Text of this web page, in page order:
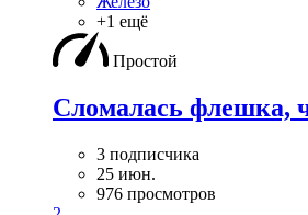
+1 ещё
Простой
Сломалась флешка,
3 подписчика
25 июн.
976 просмотров